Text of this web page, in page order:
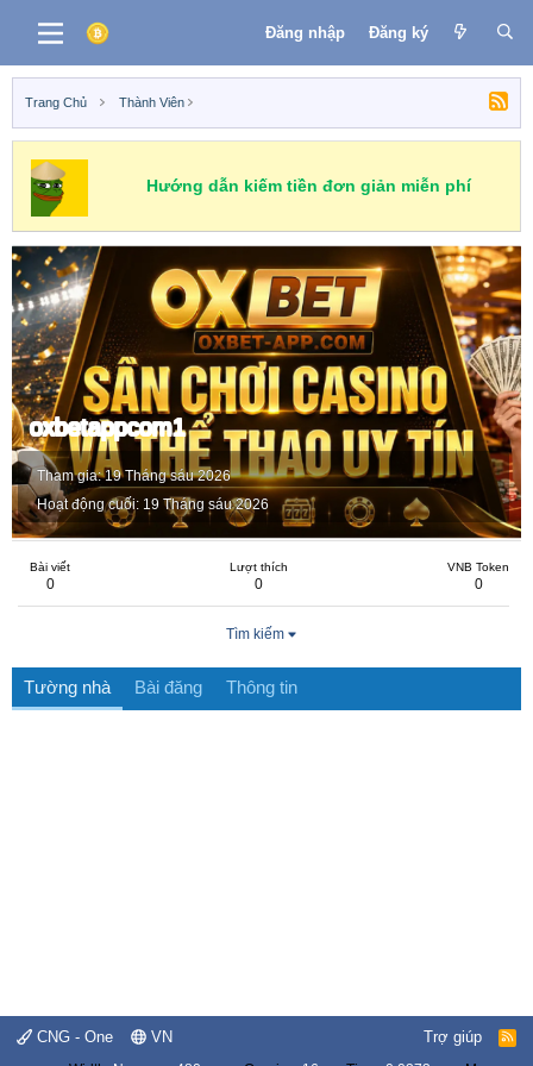
Đăng nhập Đăng ký
Trang Chủ Thành Viên
Hướng dẫn kiếm tiền đơn giản miễn phí
oxbetappcom1
Tham gia 19 Tháng sáu 2026
Hoạt động cuối 19 Tháng sáu 2026
Bài viết
0
Lượt thích
0
VNB Token
0
Tìm kiếm
Tường nhà Bài đăng Thông tin
CNG - One VN Trợ giúp
R